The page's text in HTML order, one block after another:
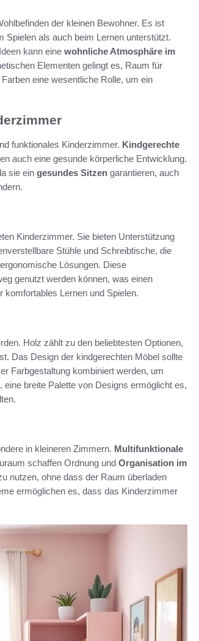
der kleinen Bewohner. Es ist
Spielen als auch beim Lernen unterstützt.
kann eine wohnliche Atmosphäre im
Elementen gelingt es, Raum für
eine wesentliche Rolle, um ein
funktionales Kinderzimmer. Kindgerechte
auch eine gesunde körperliche Entwicklung.
sie ein gesundes Sitzen garantieren, auch
Kinderzimmer. Sie bieten Unterstützung
Stühle und Schreibtische, die
Lösungen. Diese
genutzt werden können, was einen
komfortables Lernen und Spielen.
Holz zählt zu den beliebtesten Optionen,
Das Design der kindgerechten Möbel sollte
Farbgestaltung kombiniert werden, um
breite Palette von Designs ermöglicht es,
in kleineren Zimmern. Multifunktionale
schaffen Ordnung und Organisation im
nutzen, ohne dass der Raum überladen
ermöglichen es, dass das Kinderzimmer